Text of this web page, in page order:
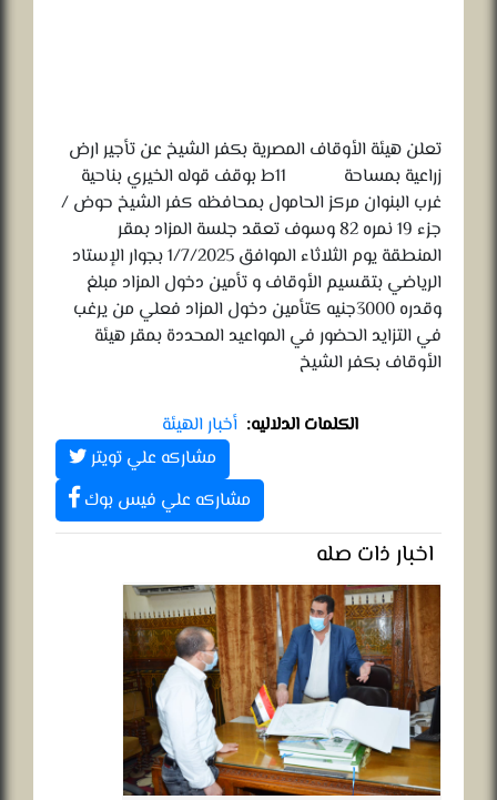
تعلن هيئة الأوقاف المصرية بكفر الشيخ عن تأجير ارض
زراعية بمساحة 11ط بوقف قوله الخيري بناحية
غرب البنوان مركز الحامول بمحافظه كفر الشيخ حوض /
جزء 19 نمره 82 وسوف تعقد جلسة المزاد بمقر
المنطقة يوم الثلاثاء الموافق 1/7/2025 بجوار الإستاد
الرياضي بتقسيم الأوقاف و تأمين دخول المزاد مبلغ
وقدره 3000جنيه كتأمين دخول المزاد فعلي من يرغب
في التزايد الحضور في المواعيد المحددة بمقر هيئة
الأوقاف بكفر الشيخ
الكلمات الدلاليه:أخبار الهيئة
مشاركه علي تويتر
مشاركه علي فيس بوك
اخبار ذات صله